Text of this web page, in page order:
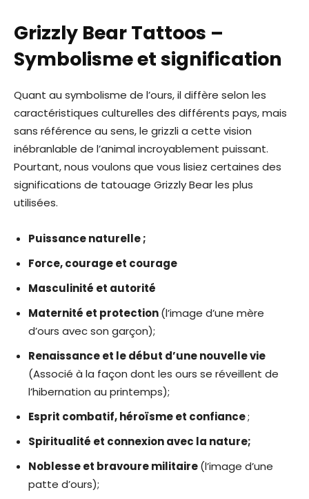
Grizzly Bear Tattoos –
Symbolisme et signification
Quant au symbolisme de l’ours, il diffère selon les
caractéristiques culturelles des différents pays, mais
sans référence au sens, le grizzli a cette vision
inébranlable de l’animal incroyablement puissant.
Pourtant, nous voulons que vous lisiez certaines des
significations de tatouage Grizzly Bear les plus
utilisées.
Puissance naturelle;
Force, courage et courage
Masculinité et autorité
Maternité et protection(l’image d’une mère
d’ours avec son garçon);
Renaissance et le début d’une nouvelle vie
(Associé à la façon dont les ours se réveillent de
l’hibernation au printemps);
Esprit combatif, héroïsme et confiance;
Spiritualité et connexion avec la nature;
Noblesse et bravoure militaire(l’image d’une
patte d’ours);